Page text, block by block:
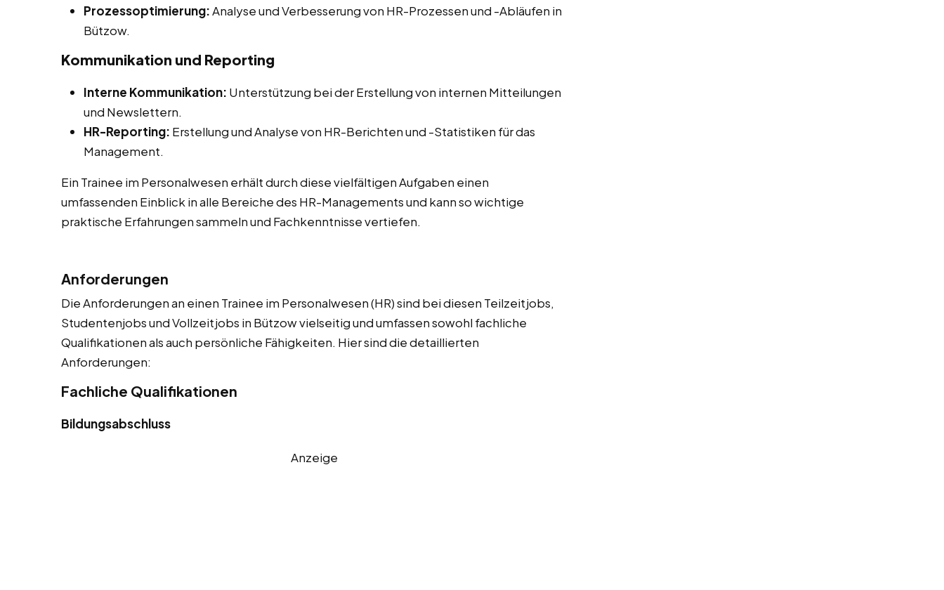
Prozessoptimierung:Analyse und Verbesserung von HR-Prozessen und -Abläufen in
Bützow.
Kommunikation und Reporting
Interne Kommunikation: Unterstützung bei der Erstellung von internen Mitteilungen
und Newslettern.
HR-Reporting: Erstellung und Analyse von HR-Berichten und -Statistiken für das
Management.
Ein Trainee im Personalwesen erhält durch diese vielfältigen Aufgaben einen
umfassenden Einblick in alle Bereiche des HR-Managements und kann so wichtige
praktische Erfahrungen sammeln und Fachkenntnisse vertiefen.
Anforderungen
Die Anforderungen an einen Trainee im Personalwesen (HR) sind bei diesen Teilzeitjobs,
Studentenjobs und Vollzeitjobs in Bützow vielseitig und umfassen sowohl fachliche
Qualifikationen als auch persönliche Fähigkeiten. Hier sind die detaillierten
Anforderungen:
Fachliche Qualifikationen
Bildungsabschluss
Anzeige